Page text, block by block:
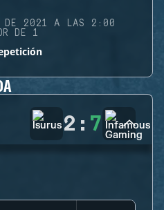
DE 2021 A LAS 2:00
DE 1
2 : 7